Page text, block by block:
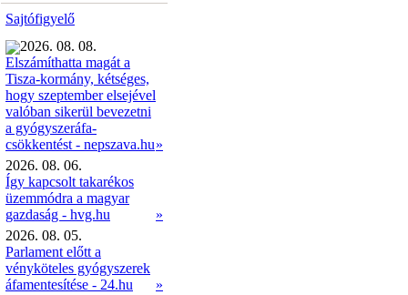
Sajtófigyelő
2026. 08. 08.
Elszámíthatta magát a
Tisza-kormány, kétséges,
hogy szeptember elsejével
valóban sikerül bevezetni
a gyógyszeráfa-
csökkentést - nepszava.hu»
2026. 08. 06.
Így kapcsolt takarékos
üzemmódra a magyar
gazdaság - hvg.hu
»
2026. 08. 05.
Parlament előtt a
vényköteles gyógyszerek
áfamentesítése - 24.hu
»